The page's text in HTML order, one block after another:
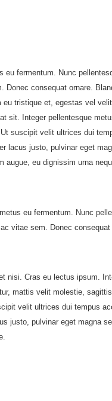
fermentum. Nunc
consequat ornare.
tristique et, egestas vel
sit. Integer pellentesque
suscipit velit ultrices dui
lacus justo, pulvinar eget
eu dignissim urna
eu fermentum. Nunc
vitae sem. Donec
nisi. Cras eu lectus ipsum.
mattis velit molestie,
velit ultrices dui tempus
justo, pulvinar eget magna